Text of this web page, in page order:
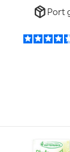
package_2 Port